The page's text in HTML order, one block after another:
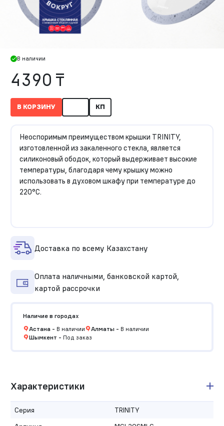
В наличии
4390 ₸
В КОРЗИНУ КП
Неоспоримым преимуществом крышки TRINITY,
изготовленной из закаленного стекла, является
силиконовый ободок, который выдерживает высокие
температуры, благодаря чему крышку можно
использовать в духовом шкафу при температуре до
220°C.
Доставка по всему Казахстану
Оплата наличными, банковской картой,
картой рассрочки
Наличие в городах
Астана- В наличии Алматы- В наличии
Шымкент - Под заказ
Характеристики
Серия
TRINITY